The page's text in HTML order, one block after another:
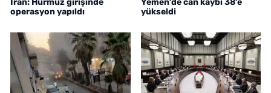
İran: Hürmüz girişinde
operasyon yapıldı
Yemen’de can kaybı 38’e
yükseldi